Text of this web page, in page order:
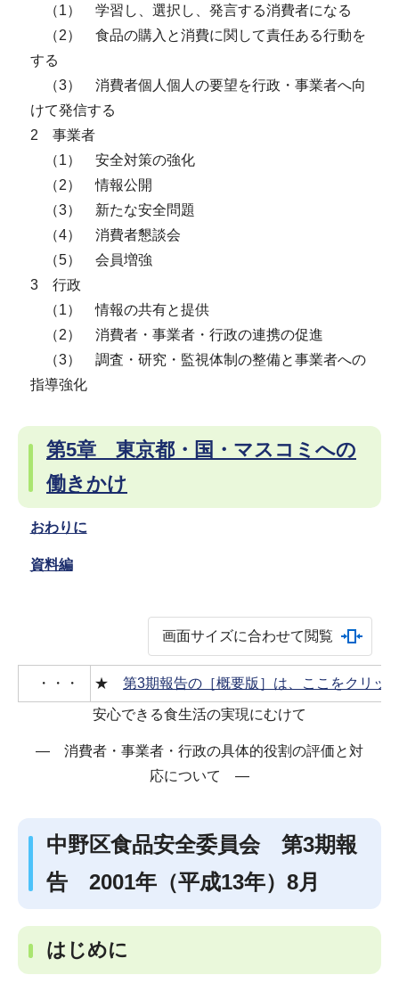
（1） 学習し、選択し、発言する消費者になる
（2） 食品の購入と消費に関して責任ある行動を
する
（3） 消費者個人個人の要望を行政・事業者へ向
けて発信する
2 事業者
（1） 安全対策の強化
（2） 情報公開
（3） 新たな安全問題
（4） 消費者懇談会
（5） 会員増強
3 行政
（1） 情報の共有と提供
（2） 消費者・事業者・行政の連携の促進
（3） 調査・研究・監視体制の整備と事業者への
指導強化
第5章 東京都・国・マスコミへの
働きかけ
おわりに
資料編
画面サイズに合わせて閲覧
・・・ ★ 第3期報告の［概要版］は、ここをクリッ
安心できる食生活の実現にむけて
― 消費者・事業者・行政の具体的役割の評価と対
応について ―
中野区食品安全委員会 第3期報
告 2001年（平成13年）8月
はじめに